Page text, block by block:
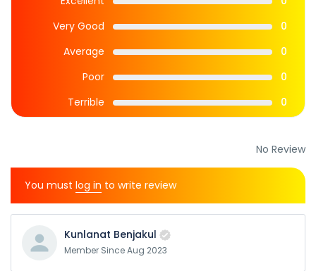
Very Good
0
Average
0
Poor
0
Terrible
0
No Review
You must log in to write review
Kunlanat Benjakul
Member Since Aug 2023